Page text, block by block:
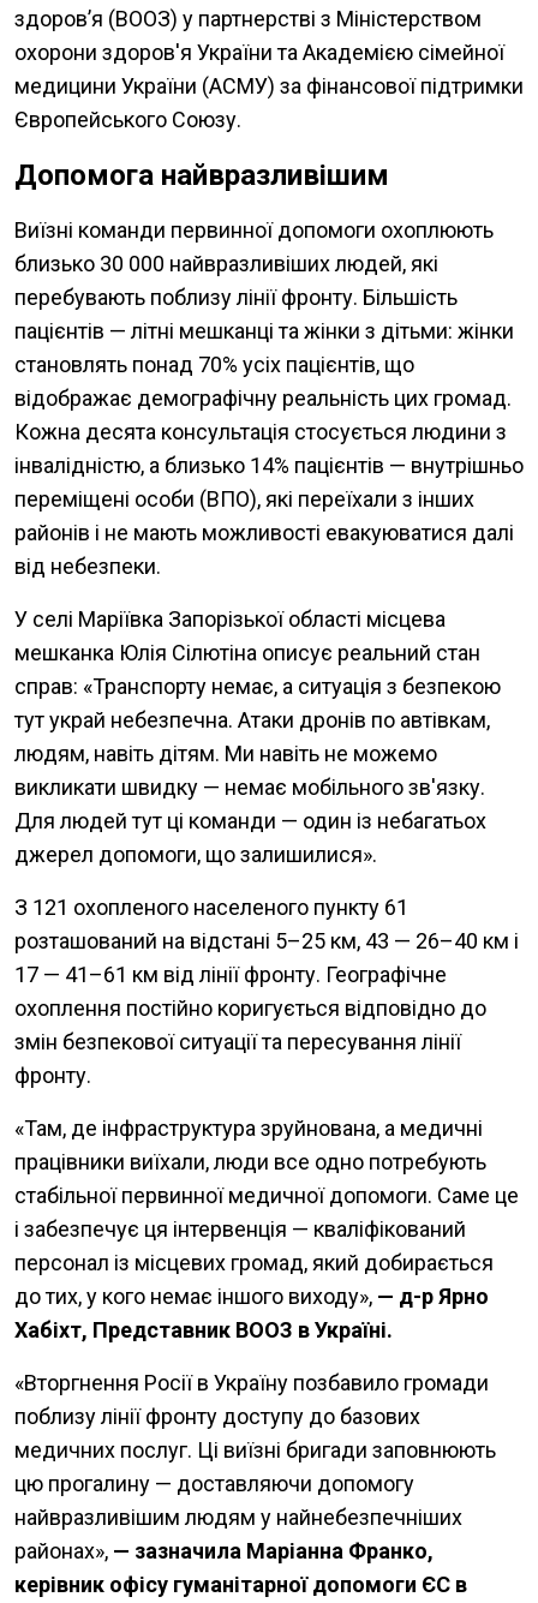
здоров’я (ВООЗ) у партнерстві з Міністерством
охорони здоров'я України та Академією сімейної
медицини України (АСМУ) за фінансової підтримки
Європейського Союзу.
Допомога найвразливішим
Виїзні команди первинної допомоги охоплюють
близько 30 000 найвразливіших людей, які
перебувають поблизу лінії фронту. Більшість
пацієнтів — літні мешканці та жінки з дітьми: жінки
становлять понад 70% усіх пацієнтів, що
відображає демографічну реальність цих громад.
Кожна десята консультація стосується людини з
інвалідністю, а близько 14% пацієнтів — внутрішньо
переміщені особи (ВПО), які переїхали з інших
районів і не мають можливості евакуюватися далі
від небезпеки.
У селі Маріївка Запорізької області місцева
мешканка Юлія Сілютіна описує реальний стан
справ: «Транспорту немає, а ситуація з безпекою
тут украй небезпечна. Атаки дронів по автівкам,
людям, навіть дітям. Ми навіть не можемо
викликати швидку — немає мобільного зв'язку.
Для людей тут ці команди — один із небагатьох
джерел допомоги, що залишилися».
З 121 охопленого населеного пункту 61
розташований на відстані 5–25 км, 43 — 26–40 км і
17 — 41–61 км від лінії фронту. Географічне
охоплення постійно коригується відповідно до
змін безпекової ситуації та пересування лінії
фронту.
«Там, де інфраструктура зруйнована, а медичні
працівники виїхали, люди все одно потребують
стабільної первинної медичної допомоги. Саме це
і забезпечує ця інтервенція — кваліфікований
персонал із місцевих громад, який добирається
до тих, у кого немає іншого виходу», — д-р Ярно
Хабіхт, Представник ВООЗ в Україні.
«Вторгнення Росії в Україну позбавило громади
поблизу лінії фронту доступу до базових
медичних послуг. Ці виїзні бригади заповнюють
цю прогалину — доставляючи допомогу
найвразливішим людям у найнебезпечніших
районах», — зазначила Маріанна Франко,
керівник офісу гуманітарної допомоги ЄС в